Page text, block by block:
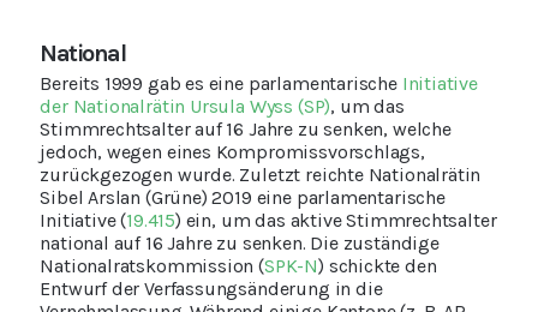
National
Bereits 1999 gab es eine parlamentarische Initiative
der Nationalrätin Ursula Wyss (SP), um das
Stimmrechtsalter auf 16 Jahre zu senken, welche
jedoch, wegen eines Kompromissvorschlags,
zurückgezogen wurde. Zuletzt reichte Nationalrätin
Sibel Arslan (Grüne) 2019 eine parlamentarische
Initiative (19.415) ein, um das aktive Stimmrechtsalter
national auf 16 Jahre zu senken. Die zuständige
Nationalratskommission (SPK-N) schickte den
Entwurf der Verfassungsänderung in die